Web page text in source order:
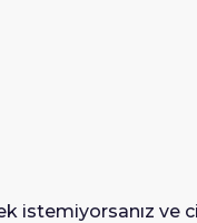
ve